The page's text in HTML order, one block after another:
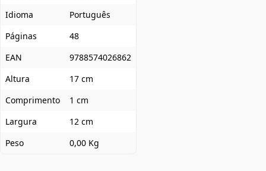
Idioma
Português
Páginas
48
EAN
9788574026862
Altura
17 cm
Comprimento
1 cm
Largura
12 cm
Peso
0,00 Kg